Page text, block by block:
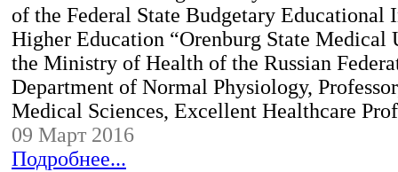
of the Federal State Budgetary Educational
Higher Education “Orenburg State Medical
the Ministry of Health of the Russian
Department of Normal Physiology,
Medical Sciences, Excellent Healthcare
09 Март 2016
Подробнее...